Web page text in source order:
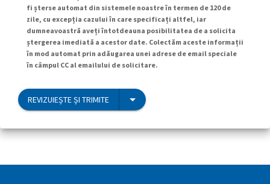
fi șterse automat din sistemele noastre în termen de 120 de
zile, cu excepția cazului în care specificați altfel, iar
dumneavoastră aveți întotdeauna posibilitatea de a solicita
ștergerea imediată a acestor date. Colectăm aceste informații
în mod automat prin adăugarea unei adrese de email speciale
în câmpul CC al emailului de solicitare.
REVIZUIEȘTE ȘI TRIMITE